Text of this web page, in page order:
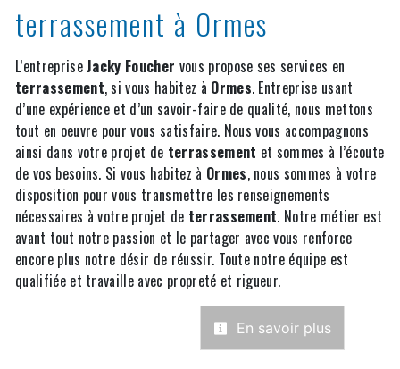
terrassement à Ormes
L’entrepriseJacky Foucher vous propose ses services en
terrassement, si vous habitez à Ormes. Entreprise usant
d’une expérience et d’un savoir-faire de qualité, nous mettons
tout en oeuvre pour vous satisfaire. Nous vous accompagnons
ainsi dans votre projet de terrassement et sommes à l’écoute
de vos besoins. Si vous habitez à Ormes, nous sommes à votre
disposition pour vous transmettre les renseignements
nécessaires à votre projet de terrassement. Notre métier est
avant tout notre passion et le partager avec vous renforce
encore plus notre désir de réussir. Toute notre équipe est
qualifiée et travaille avec propreté et rigueur.
En savoir plus